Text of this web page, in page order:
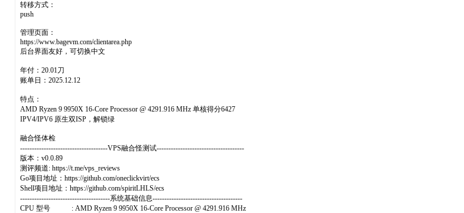
转移方式：
push
管理页面：
https://www.bagevm.com/clientarea.php
后台界面友好，可切换中文
年付：20.01刀
账单日：2025.12.12
特点：
AMD Ryzen 9 9950X 16-Core Processor @ 4291.916 MHz 单核得分6427
IPV4/IPV6 原生双ISP，解锁绿
融合怪体检
-------------------------------------VPS融合怪测试-------------------------------------
版本：v0.0.89
测评频道: https://t.me/vps_reviews
Go项目地址：https://github.com/oneclickvirt/ecs
Shell项目地址：https://github.com/spiritLHLS/ecs
--------------------------------------系统基础信息--------------------------------------
CPU 型号 : AMD Ryzen 9 9950X 16-Core Processor @ 4291.916 MHz